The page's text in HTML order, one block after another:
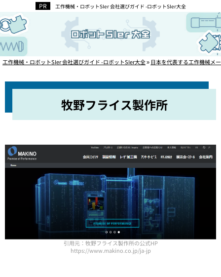
工作機械・ロボットSIer 会社選びガイド -ロボットSIer大全
工作機械・ロボットSIer 会社選びガイド -ロボットSIer大全» 日本を代表する工作機械メ
牧野フライス製作所
引用元：牧野フライス製作所の公式HP
https://www.makino.co.jp/ja-jp